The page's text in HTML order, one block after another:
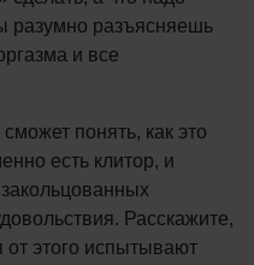
разумно разъясняешь
и все
понять, как это
есть клитор, и
Расскажите,
этого испытывают